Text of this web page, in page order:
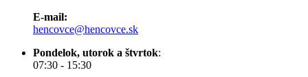
E-mail:
hencovce@hencovce.sk
Pondelok, utorok a štvrtok:
07:30 - 15:30